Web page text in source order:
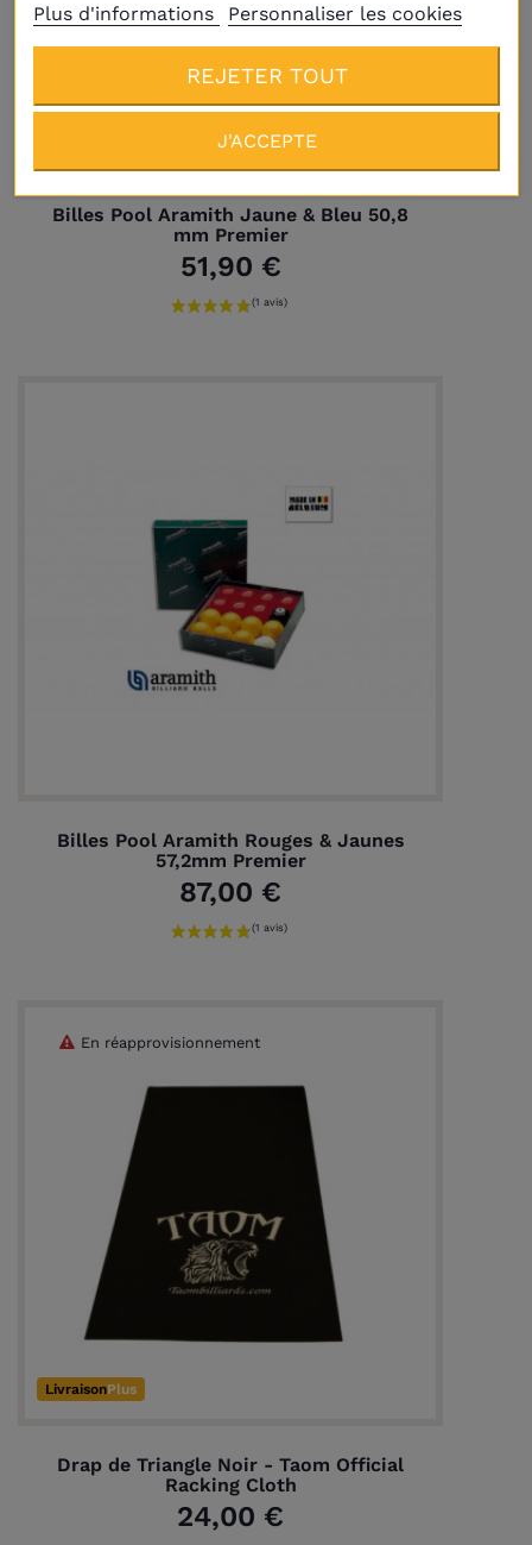
Billes Pool Aramith Jaune & Bleu 50,8
mm Premier
51,90 €
Billes Pool Aramith Rouges & Jaunes
57,2mm Premier
87,00 €
LivraisonPlus
Drap de Triangle Noir - Taom Official
Racking Cloth
24,00 €
En réapprovisionnement
Plus d'informations
Personnaliser les cookies
REJETER TOUT
J'ACCEPTE